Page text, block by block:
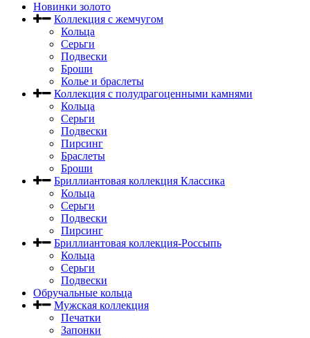
Новинки золото
Коллекция с жемчугом
Кольца
Серьги
Подвески
Броши
Колье и браслеты
Коллекция с полудрагоценными камнями
Кольца
Серьги
Подвески
Пирсинг
Браслеты
Броши
Бриллиантовая коллекция Классика
Кольца
Серьги
Подвески
Пирсинг
Бриллиантовая коллекция-Россыпь
Кольца
Серьги
Подвески
Обручальные кольца
Мужская коллекция
Печатки
Запонки